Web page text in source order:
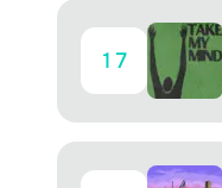
17